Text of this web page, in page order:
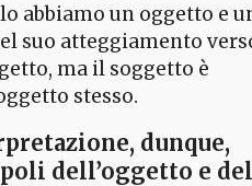
abbiamo un oggetto e
suo atteggiamento
ma il soggetto è
stesso.
, dunque,
dell’oggetto e del